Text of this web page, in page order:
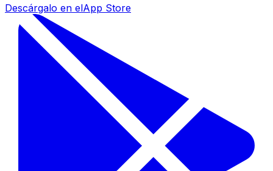
Descárgalo en elApp Store